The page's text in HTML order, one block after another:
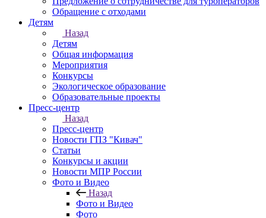
Обращение с отходами
Детям
Назад
Детям
Общая информация
Мероприятия
Конкурсы
Экологическое образование
Образовательные проекты
Пресс-центр
Назад
Пресс-центр
Новости ГПЗ "Кивач"
Статьи
Конкурсы и акции
Новости МПР России
Фото и Видео
Назад
Фото и Видео
Фото